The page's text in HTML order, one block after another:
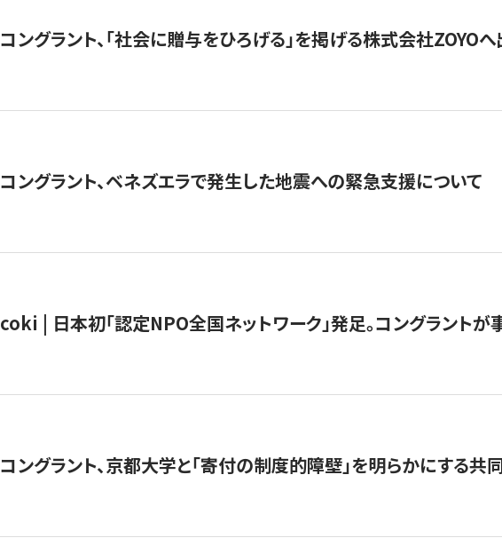
コングラント、「社会に贈与をひろげる」を掲げる株式会社ZOYO
コングラント、ベネズエラで発生した地震への緊急支援について
coki | 日本初「認定NPO全国ネットワーク」発足。コングラント
コングラント、京都大学と「寄付の制度的障壁」を明らかにする共